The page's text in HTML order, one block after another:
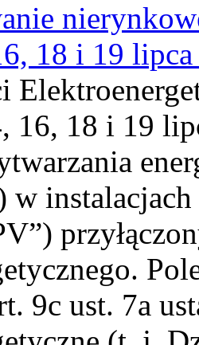
18 i 19
16, 18 i 19
w
9c ust. 7a